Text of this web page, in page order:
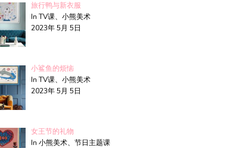
旅行鸭与新衣服
In TV课、小熊美术
2023年 5月 5日
小鲨鱼的烦恼
In TV课、小熊美术
2023年 5月 5日
女王节的礼物
In 小熊美术、节日主题课